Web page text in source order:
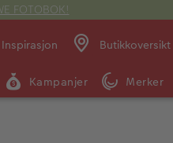
FOTOBOK!
Inspirasjon Butikkoversikt
Kampanjer Merker